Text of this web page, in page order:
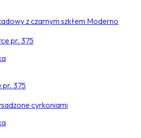
z czarnym szkłem Moderno
pr. 375